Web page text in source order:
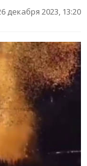
декабря 2023, 13:20